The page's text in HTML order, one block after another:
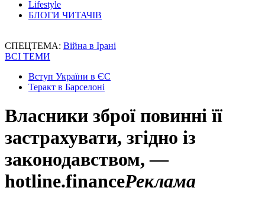
Lifestyle
БЛОГИ ЧИТАЧІВ
СПЕЦТЕМА: Війна в Ірані
ВСІ ТЕМИ
Вступ України в ЄС
Теракт в Барселоні
Власники зброї повинні її
застрахувати, згідно із
законодавством, —
hotline.financeРеклама